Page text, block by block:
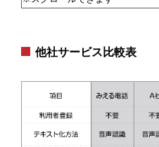
他社サービス比較表